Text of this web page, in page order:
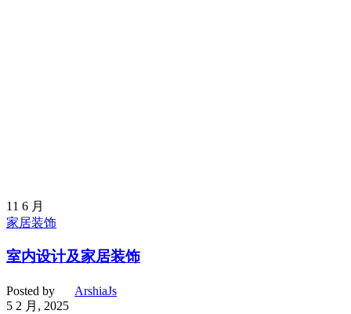
11 6 月
家居装饰
室内设计及家居装饰
Posted by
ArshiaJs
5 2 月, 2025